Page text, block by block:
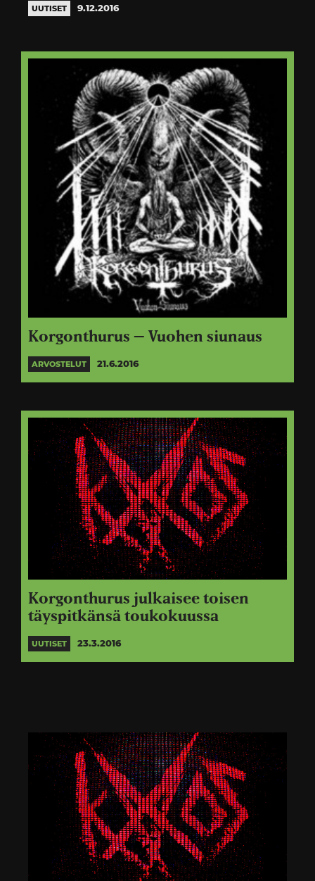
UUTISET 9.12.2016
Korgonthurus – Vuohen siunaus
ARVOSTELUT 21.6.2016
Korgonthurus julkaisee toisen
täyspitkänsä toukokuussa
UUTISET 23.3.2016